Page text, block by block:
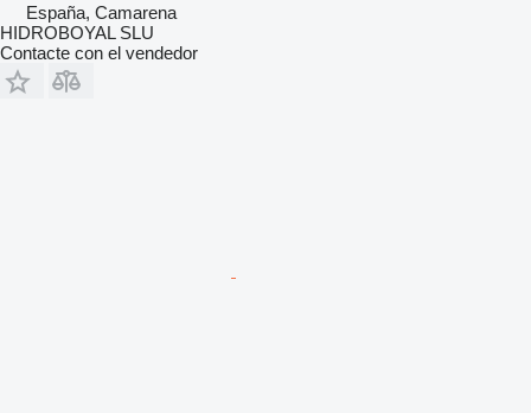
España, Camarena
HIDROBOYAL SLU
Contacte con el vendedor